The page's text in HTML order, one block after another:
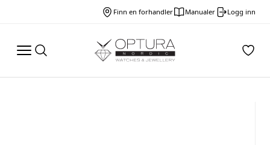
Finn en forhandler Manualer Logg inn